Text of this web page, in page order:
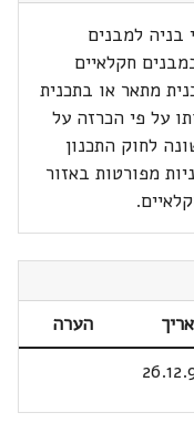
בניה למבנים
במבנים חקלאיים
מתאר או בתכנית
על פי הכרזה על
לחוק התכנון
מפורטות באזור
הערה